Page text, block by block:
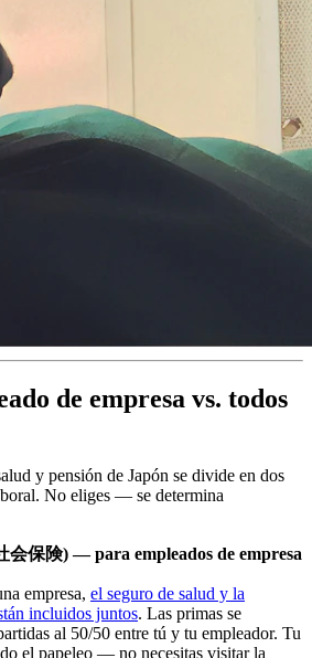
de empresa vs. todos
y pensión de Japón se divide en dos
No eliges — se determina
会保険) — para empleados de empresa
empresa, el seguro de salud y la
incluidos juntos. Las primas se
al 50/50 entre tú y tu empleador. Tu
el papeleo — no necesitas visitar la